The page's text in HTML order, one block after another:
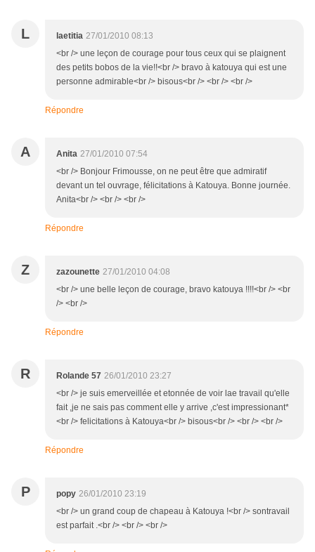
L laetitia 27/01/2010 08:13
<br /> une leçon de courage pour tous ceux qui se plaignent
des petits bobos de la vie!!<br /> bravo à katouya qui est une
personne admirable<br /> bisous<br /> <br /> <br />
Répondre
A Anita 27/01/2010 07:54
<br /> Bonjour Frimousse, on ne peut être que admiratif
devant un tel ouvrage, félicitations à Katouya. Bonne journée.
Anita<br /> <br /> <br />
Répondre
Z zazounette 27/01/2010 04:08
<br /> une belle leçon de courage, bravo katouya !!!!<br /> <br
/> <br />
Répondre
R Rolande 57 26/01/2010 23:27
<br /> je suis emerveillée et etonnée de voir lae travail qu'elle
fait ,je ne sais pas comment elle y arrive ,c'est impressionant*
<br /> felicitations à Katouya<br /> bisous<br /> <br /> <br />
Répondre
P popy 26/01/2010 23:19
<br /> un grand coup de chapeau à Katouya !<br /> sontravail
est parfait .<br /> <br /> <br />